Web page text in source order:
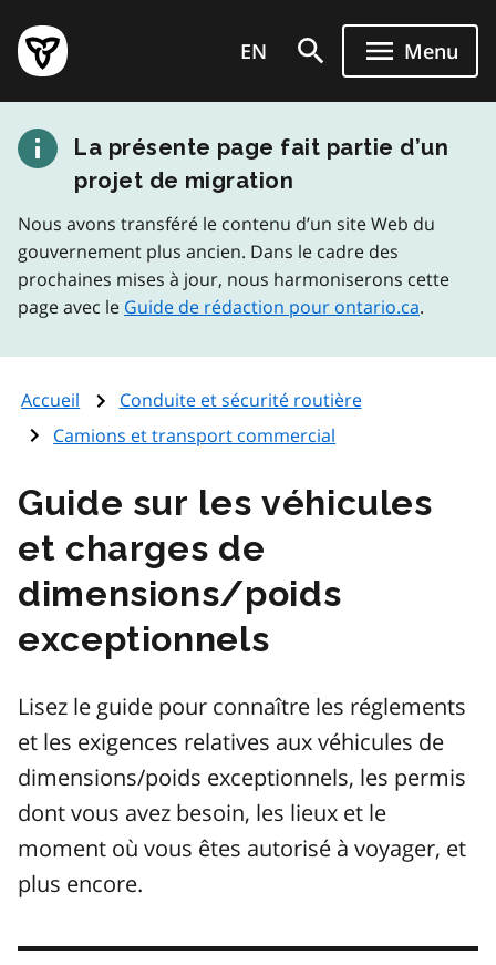
au
contenu
principal
Page
d'accueil
de
l'Ontario
EN Menu
La présente page fait partie d’un
projet de migration
Nous avons transféré le contenu d’un site Web du
gouvernement plus ancien. Dans le cadre des
prochaines mises à jour, nous harmoniserons cette
page avec le Guide de rédaction pour ontario.ca.
Accueil
Conduite et sécurité routière
Camions et transport commercial
Guide sur les véhicules
et charges de
dimensions/poids
exceptionnels
Lisez le guide pour connaître les réglements
et les exigences relatives aux véhicules de
dimensions/poids exceptionnels, les permis
dont vous avez besoin, les lieux et le
moment où vous êtes autorisé à voyager, et
plus encore.